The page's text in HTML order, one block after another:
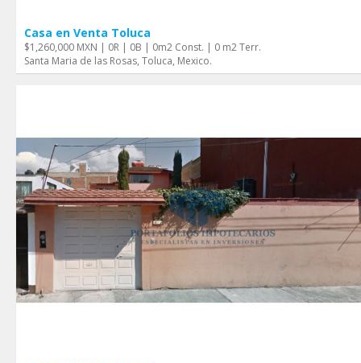
Casa en Venta Toluca
$1,260,000 MXN | 0R | 0B | 0m2 Const. | 0 m2 Terr.
Santa Maria de las Rosas, Toluca, Mexico.